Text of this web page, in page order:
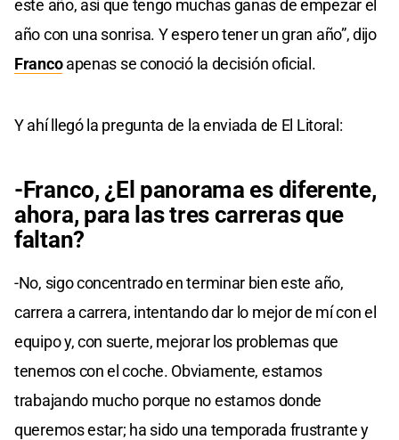
este año, así que tengo muchas ganas de empezar el
año con una sonrisa. Y espero tener un gran año”, dijo
Francoapenas se conoció la decisión oficial.
Y ahí llegó la pregunta de la enviada de El Litoral:
-Franco, ¿El panorama es diferente,
ahora, para las tres carreras que
faltan?
-No, sigo concentrado en terminar bien este año,
carrera a carrera, intentando dar lo mejor de mí con el
equipo y, con suerte, mejorar los problemas que
tenemos con el coche. Obviamente, estamos
trabajando mucho porque no estamos donde
queremos estar; ha sido una temporada frustrante y